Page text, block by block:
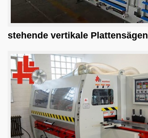
stehende vertikale Plattensägen